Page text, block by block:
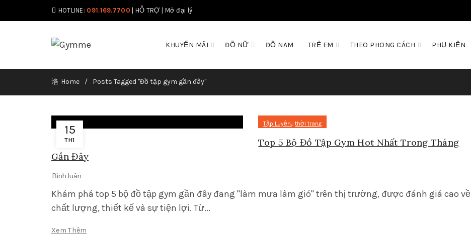
HOTLINE: 091.169.7700 HỖ TRỢ Mở đại lý
KHUYẾN MÃI ĐỒ NỮ ĐỒ NAM TRẺ EM THEO PHONG CÁCH PHỤ KIỆN
Home Posts Tagged "Đồ tập gym gần đây"
15
TH1
Tập Luyện,thời trang
Top 5 Bộ Đồ Tập Gym Hot Nhất Trong Tháng
Gần Đây
Bình luận
Khám phá top 5 bộ đồ tập gym gần đây đang "làm mưa làm gió" trên thị trường, được đánh giá cao về
chất lượng, thiết kế và sự tiện lợi. Từ...
Xem Thêm